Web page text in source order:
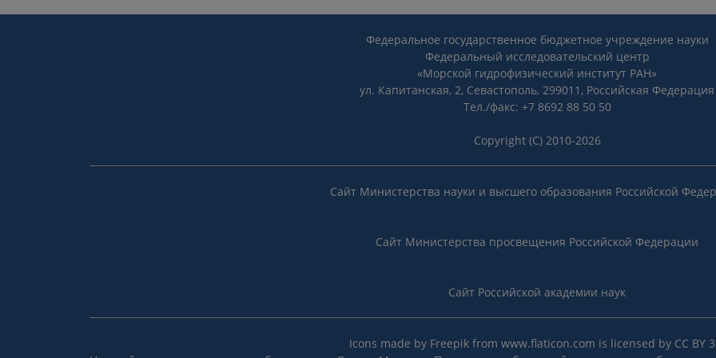
Федеральное государственное бюджетное учреждение науки
Федеральный исследовательский центр
«Морской гидрофизический институт РАН»
ул. Капитанская, 2, Севастополь, 299011, Российская Федерация
Тел./факс: +7 8692 88 50 50
Copyright (C) 2010-2026
Сайт Министерства науки и высшего образования Российской
Сайт Министерства просвещения Российской Федерации
Сайт Российской академии наук
Icons made by Freepik from www.flaticon.com is licensed by CC BY